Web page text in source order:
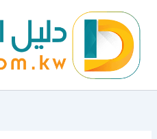
المحتوى